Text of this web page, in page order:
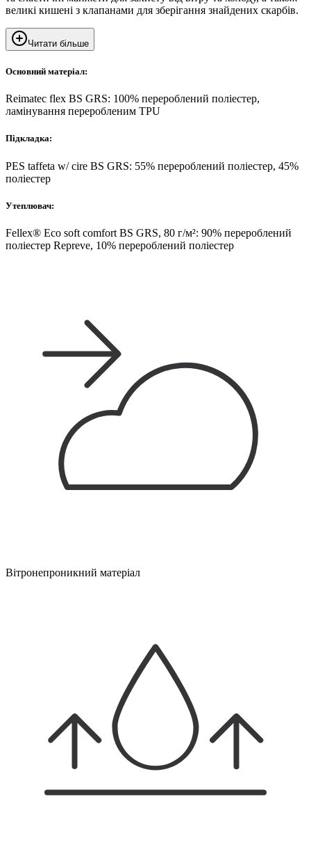
великі кишені з клапанами для зберігання знайдених скарбів.
Читати більше
Основний матеріал:
Reimatec flex BS GRS: 100% перероблений поліестер,
ламінування переробленим TPU
Підкладка:
PES taffeta w/ cire BS GRS: 55% перероблений поліестер, 45%
поліестер
Утеплювач:
Fellex® Eco soft comfort BS GRS, 80 г/м²: 90% перероблений
поліестер Repreve, 10% перероблений поліестер
Вітронепроникний матеріал